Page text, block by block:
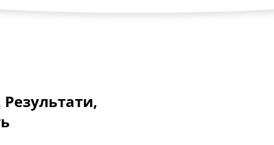
Результати,